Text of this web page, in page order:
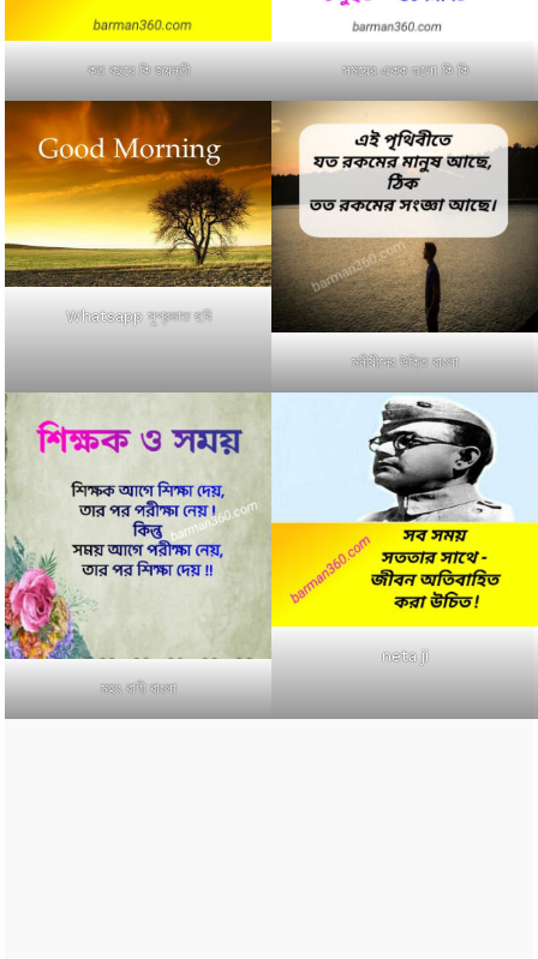
কত বছরে কি জয়ন্তী সময়ের একক গুলো কি কি
Whatsapp সুপ্রভাত ছবি
মনীষীদের উক্তি বাংলা
মহৎ বাণী বাংলা
neta ji